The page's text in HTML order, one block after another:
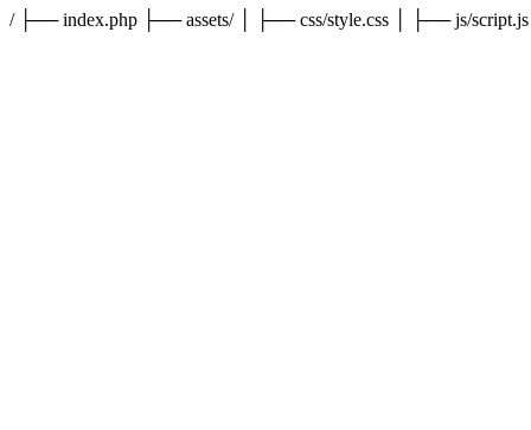
/ ├── index.php ├── assets/ │ ├── css/style.css │ ├── js/